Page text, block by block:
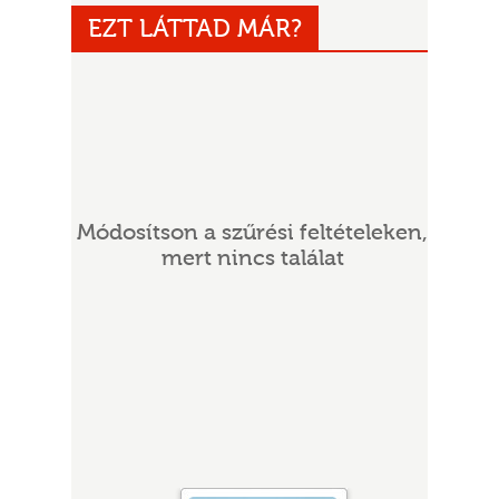
EZT LÁTTAD MÁR?
Módosítson a szűrési feltételeken,
mert nincs találat